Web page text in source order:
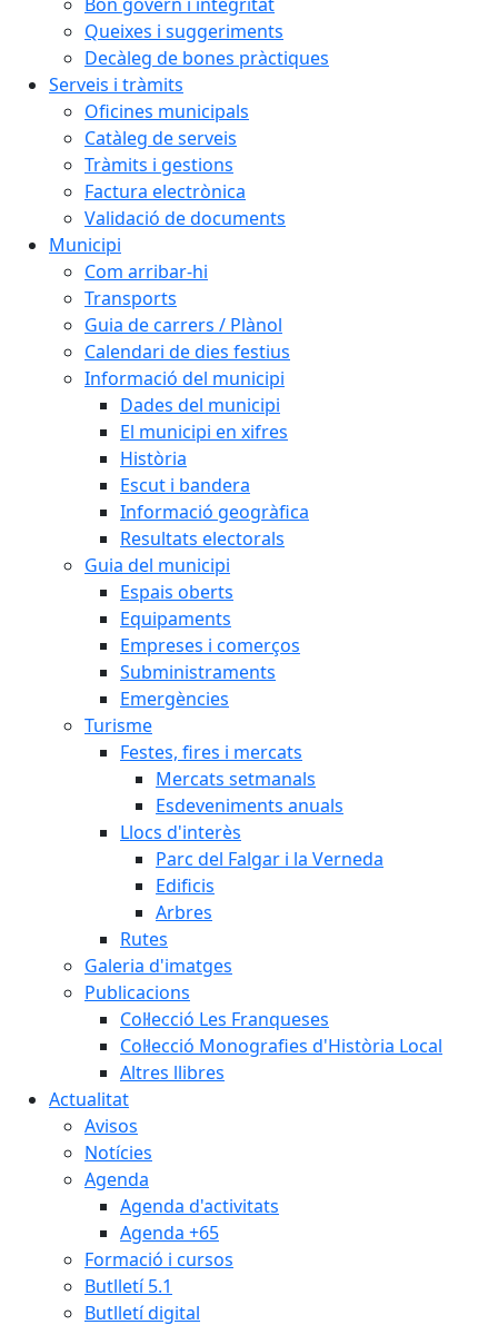
Queixes i suggeriments
Decàleg de bones pràctiques
Serveis i tràmits
Oficines municipals
Catàleg de serveis
Tràmits i gestions
Factura electrònica
Validació de documents
Municipi
Com arribar-hi
Transports
Guia de carrers / Plànol
Calendari de dies festius
Informació del municipi
Dades del municipi
El municipi en xifres
Història
Escut i bandera
Informació geogràfica
Resultats electorals
Guia del municipi
Espais oberts
Equipaments
Empreses i comerços
Subministraments
Emergències
Turisme
Festes, fires i mercats
Mercats setmanals
Esdeveniments anuals
Llocs d'interès
Parc del Falgar i la Verneda
Edificis
Arbres
Rutes
Galeria d'imatges
Publicacions
Col·lecció Les Franqueses
Col·lecció Monografies d'Història Local
Altres llibres
Actualitat
Avisos
Notícies
Agenda
Agenda d'activitats
Agenda +65
Formació i cursos
Butlletí 5.1
Butlletí digital